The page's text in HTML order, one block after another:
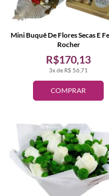
COMPRAR
3x de R$ 56,71
R$170,13
Mini Buquê De Flores Secas E
Rocher